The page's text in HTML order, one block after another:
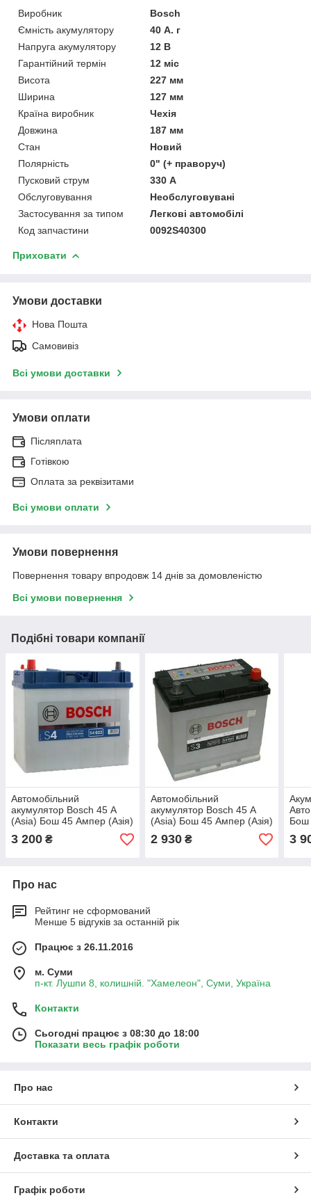
Виробник
Bosch
Ємність акумулятору
40 А. г
Напруга акумулятору
12 В
Гарантійний термін
12 міс
Висота
227 мм
Ширина
127 мм
Країна виробник
Чехія
Довжина
187 мм
Стан
Новий
Полярність
0" (+ праворуч)
Пусковий струм
330 А
Обслуговування
Необслуговувані
Застосування за типом
Легкові автомобілі
Код запчастини
0092S40300
Приховати
Умови доставки
Нова Пошта
Самовивіз
Всі умови доставки
Умови оплати
Післяплата
Готівкою
Оплата за реквізитами
Всі умови оплати
Умови повернення
Повернення товару впродовж 14 днів за домовленістю
Всі умови повернення
Подібні товари компанії
Автомобільний
акумулятор Bosch 45 А
(Asia) Бош 45 Ампер (Азія)
0092S40220
3 200 ₴
Автомобільний
акумулятор Bosch 45 А
(Asia) Бош 45 Ампер (Азія)
0092S30160
2 930₴
Бош
3
Про нас
Рейтинг не сформований
Менше 5 відгуків за останній рік
Працює з 26.11.2016
м. Суми
п-кт. Лушпи 8, колишній. "Хамелеон", Суми, Україна
Контакти
Сьогодні працює з 08:30 до 18:00
Показати весь графік роботи
Про нас
Контакти
Доставка та оплата
Графік роботи